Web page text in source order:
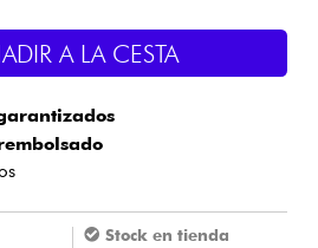
A LA CESTA
Stock en tienda